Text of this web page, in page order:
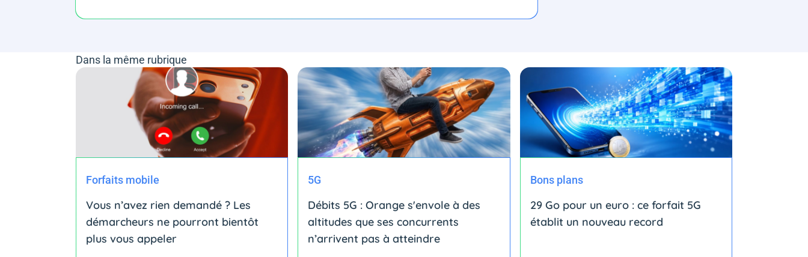
Dans la même rubrique
Forfaits mobile
Vous n’avez rien demandé ? Les
démarcheurs ne pourront bientôt
plus vous appeler
5G
Débits 5G : Orange s'envole à des
altitudes que ses concurrents
n’arrivent pas à atteindre
Bons plans
29 Go pour un euro : ce forfait 5G
établit un nouveau record